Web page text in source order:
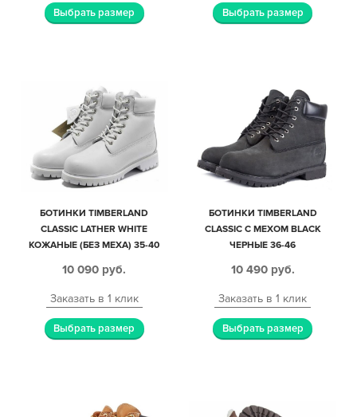
Выбрать размер Выбрать размер
БОТИНКИ TIMBERLAND
CLASSIC LATHER WHITE
КОЖАНЫЕ (БЕЗ МЕХА) 35-40
10 090 руб.
Заказать в 1 клик
Выбрать размер
БОТИНКИ TIMBERLAND
CLASSIC С МЕХОМ BLACK
ЧЕРНЫЕ 36-46
10 490 руб.
Заказать в 1 клик
Выбрать размер